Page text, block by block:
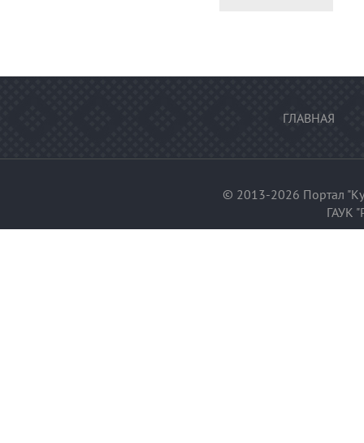
ГЛАВНАЯ
© 2013-2026 Портал
ГАУК